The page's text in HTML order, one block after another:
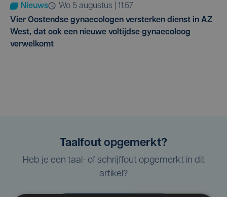
Nieuws
wo 5 augustus | 11:57
Vier Oostendse gynaecologen versterken dienst in AZ
West, dat ook een nieuwe voltijdse gynaecoloog
verwelkomt
Taalfout opgemerkt?
Heb je een taal- of schrijffout opgemerkt in dit
artikel?